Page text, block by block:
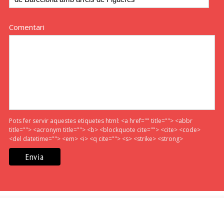
Comentari
Pots fer servir aquestes etiquetes html: <a href="" title=""> <abbr
title=""> <acronym title=""> <b> <blockquote cite=""> <cite> <code>
<del datetime=""> <em> <i> <q cite=""> <s> <strike> <strong>